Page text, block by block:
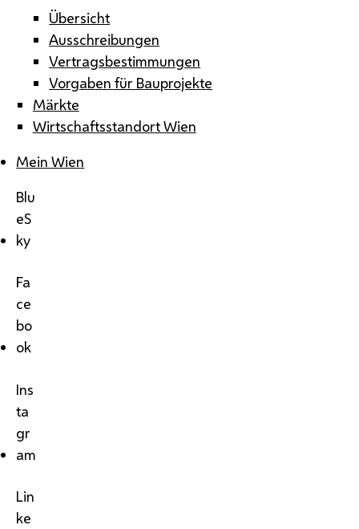
Übersicht
Ausschreibungen
Vertragsbestimmungen
Vorgaben für Bauprojekte
Märkte
Wirtschaftsstandort Wien
Mein Wien
Blu
eS
ky
Fa
ce
bo
ok
Ins
ta
gr
am
Lin
ke